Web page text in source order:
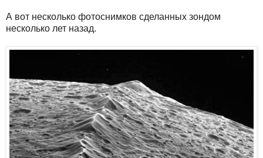
А вот несколько фотоснимков сделанных зондом
несколько лет назад.